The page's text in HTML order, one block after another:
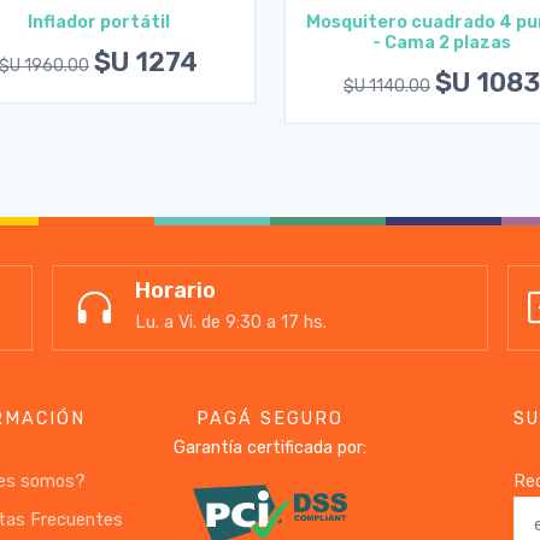
Agregar al carrito
Inflador portátil
$U 1960.00 $U 1274 Agregar al carrito
Mosquitero cuadrado 4
- Cama 2 plazas
$U 1140.00 $U 1083
Horario
Lu. a Vi. de 9:30 a 17 hs.
somos?
Frecuentes
PAGÁ SEGURO
Garantía certificada por: